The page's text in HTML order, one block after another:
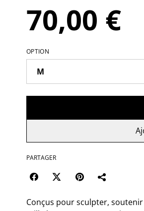
70,00 €
OPTION
PARTAGER
Conçus pour sculpter,